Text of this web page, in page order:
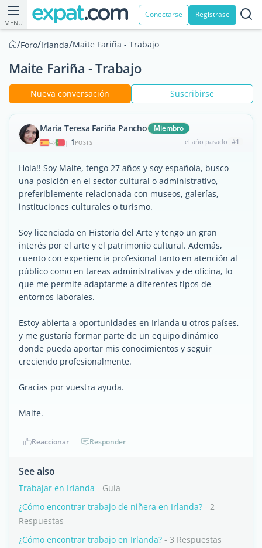
MENU
Conectarse Registrase
/Foro/Irlanda/Maite Fariña - Trabajo
Maite Fariña - Trabajo
Nueva conversación Suscribirse
María Teresa Fariña Pancho Miembro
| 1 POSTS el año pasado #1
Hola!! Soy Maite, tengo 27 años y soy española, busco
una posición en el sector cultural o administrativo,
preferiblemente relacionada con museos, galerías,
instituciones culturales o turismo.
Soy licenciada en Historia del Arte y tengo un gran
interés por el arte y el patrimonio cultural. Además,
cuento con experiencia profesional tanto en atención al
público como en tareas administrativas y de oficina, lo
que me permite adaptarme a diferentes tipos de
entornos laborales.
Estoy abierta a oportunidades en Irlanda u otros países,
y me gustaría formar parte de un equipo dinámico
donde pueda aportar mis conocimientos y seguir
creciendo profesionalmente.
Gracias por vuestra ayuda.
Maite.
Reaccionar Responder
See also
Trabajar en Irlanda - Guia
¿Cómo encontrar trabajo de niñera en Irlanda? - 2
Respuestas
¿Cómo encontrar trabajo en Irlanda? - 3 Respuestas